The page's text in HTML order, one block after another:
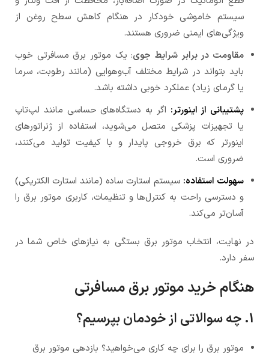
سیستم خاموشی خودکار در هنگام کاهش سطح روغن از
ویژگی‌های ایمنی ضروری هستند.
مقاومت در برابر شرایط جوی: یک موتور برق مسافرتی خوب
باید بتواند در شرایط مختلف آب‌و‌هوایی (مانند رطوبت، سرما
یا گرمای زیاد) عملکرد خوبی داشته باشد.
پشتیبانی از اینورتر: اگر به دستگاه‌های حساسی مانند لپ‌تاپ
یا تجهیزات پزشکی متصل می‌شوید، استفاده از ژنراتورهای
اینورتر که برق خروجی پایدار و با کیفیت تولید می‌کنند،
ضروری است.
سهولت استفاده: سیستم استارت ساده (مانند استارت الکتریکی)
و دسترسی راحت به کنترل‌ها و تنظیمات، کاربری موتور برق را
آسان‌تر می‌کند.
در نهایت، انتخاب موتور برق بستگی به نیازهای خاص شما در
سفر دارد.
هنگام خرید موتور برق مسافرتی
1. چه سوالاتی از خودمان بپرسیم؟
موتور برق را برای چه کاری می‌خواهید؟ بازدهی موتور برق